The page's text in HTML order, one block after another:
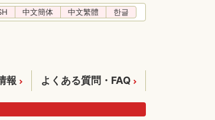
中文簡体 中文繁體 한글
報 よくある質問・FAQ